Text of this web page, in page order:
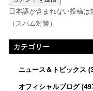
日本語が含まれない投稿は
（スパム対策）
カテゴリー
ニュース＆トピックス
オフィシャルブログ